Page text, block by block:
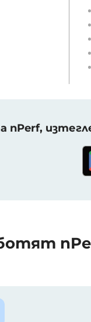
nPerf,